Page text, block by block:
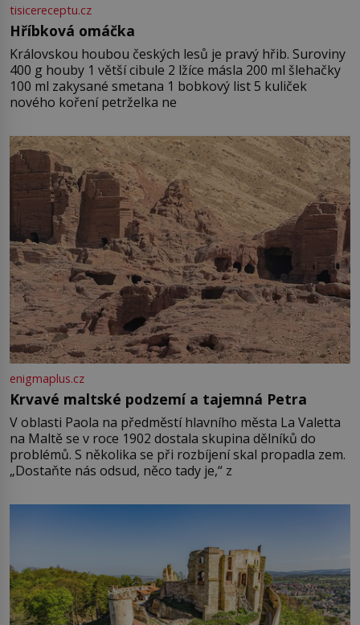
tisicereceptu.cz
Hříbková omáčka
Královskou houbou českých lesů je pravý hřib. Suroviny
400 g houby 1 větší cibule 2 lžíce másla 200 ml šlehačky
100 ml zakysané smetana 1 bobkový list 5 kuliček
nového koření petrželka ne
enigmaplus.cz
Krvavé maltské podzemí a tajemná Petra
V oblasti Paola na předměstí hlavního města La Valetta
na Maltě se v roce 1902 dostala skupina dělníků do
problémů. S několika se při rozbíjení skal propadla zem.
„Dostaňte nás odsud, něco tady je,“ z